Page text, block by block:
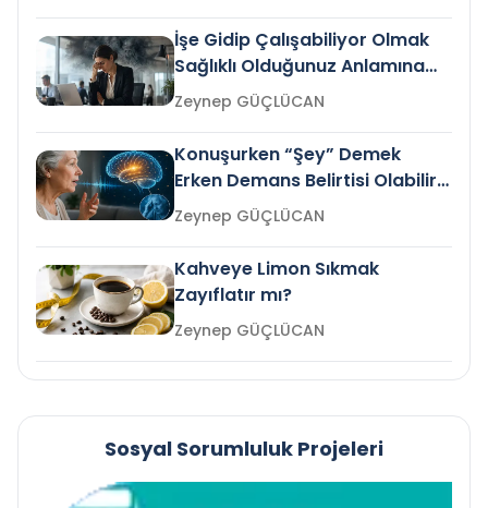
İşe Gidip Çalışabiliyor Olmak
Sağlıklı Olduğunuz Anlamına
Gelir mi?Zeynep GÜÇLÜCAN
Konuşurken “Şey” Demek
Erken Demans Belirtisi Olabilir
mi?
Zeynep GÜÇLÜCAN
Kahveye Limon Sıkmak
Zayıflatır mı?
Zeynep GÜÇLÜCAN
Sosyal Sorumluluk Projeleri